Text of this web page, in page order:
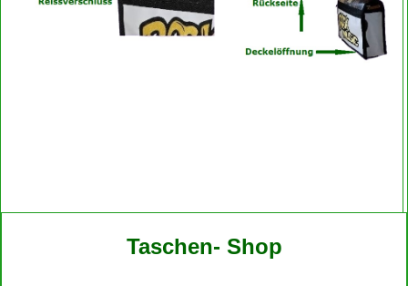
Taschen- Shop